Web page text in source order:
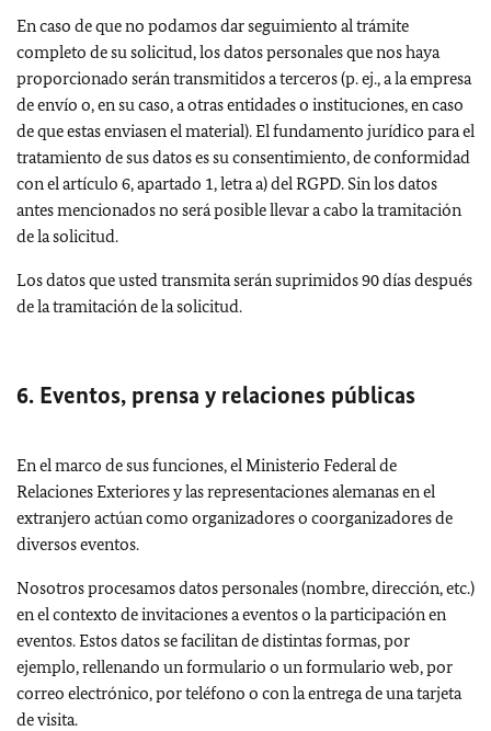
En caso de que no podamos dar seguimiento al trámite
completo de su solicitud, los datos personales que nos haya
proporcionado serán transmitidos a terceros (p. ej., a la empresa
de envío o, en su caso, a otras entidades o instituciones, en caso
de que estas enviasen el material). El fundamento jurídico para el
tratamiento de sus datos es su consentimiento, de conformidad
con el artículo 6, apartado 1, letra a) del RGPD. Sin los datos
antes mencionados no será posible llevar a cabo la tramitación
de la solicitud.
Los datos que usted transmita serán suprimidos 90 días después
de la tramitación de la solicitud.
6. Eventos, prensa y relaciones públicas
En el marco de sus funciones, el Ministerio Federal de
Relaciones Exteriores y las representaciones alemanas en el
extranjero actúan como organizadores o coorganizadores de
diversos eventos.
Nosotros procesamos datos personales (nombre, dirección, etc.)
en el contexto de invitaciones a eventos o la participación en
eventos. Estos datos se facilitan de distintas formas, por
ejemplo, rellenando un formulario o un formulario web, por
correo electrónico, por teléfono o con la entrega de una tarjeta
de visita.